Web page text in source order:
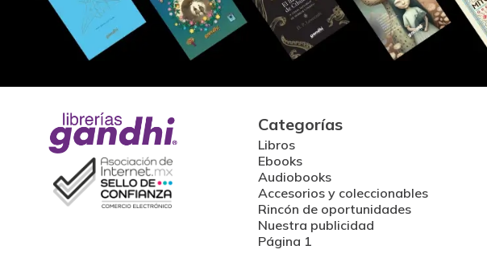
Categorías
Libros
Ebooks
Audiobooks
Accesorios y coleccionables
Rincón de oportunidades
Nuestra publicidad
Página 1